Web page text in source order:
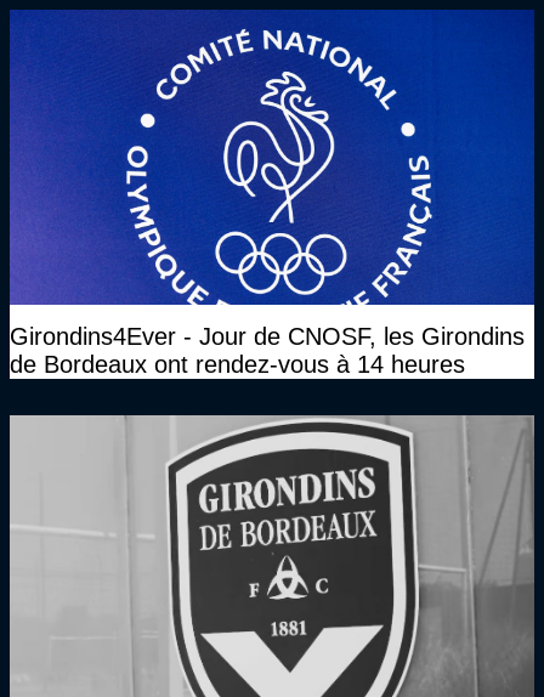
Girondins4Ever - Jour de CNOSF, les Girondins
de Bordeaux ont rendez-vous à 14 heures